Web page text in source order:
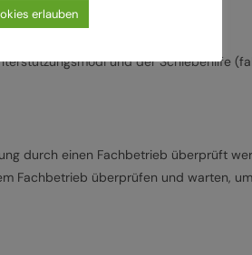
und der Schiebehilfe
durch einen Fachbetrieb überprüft
Fachbetrieb überprüfen und warten,
erlauben